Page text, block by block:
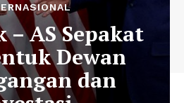
AS Sepakat
Dewan
dan